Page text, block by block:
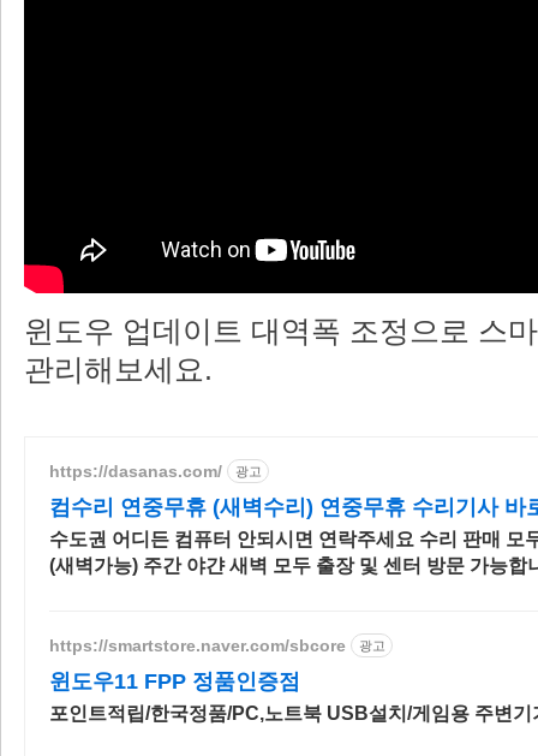
윈도우 업데이트 대역폭 조정으로 스
관리해보세요.
https://dasanas.com/ 광고
컴수리 연중무휴 (새벽수리) 연중무휴 수리기사 바
수도권 어디든 컴퓨터 안되시면 연락주세요 수리 판매 모
(새벽가능) 주간 야갼 새벽 모두 출장 및 센터 방문 가능합
https://smartstore.naver.com/sbcore 광고
윈도우11 FPP 정품인증점
포인트적립/한국정품/PC,노트북 USB설치/게임용 주변